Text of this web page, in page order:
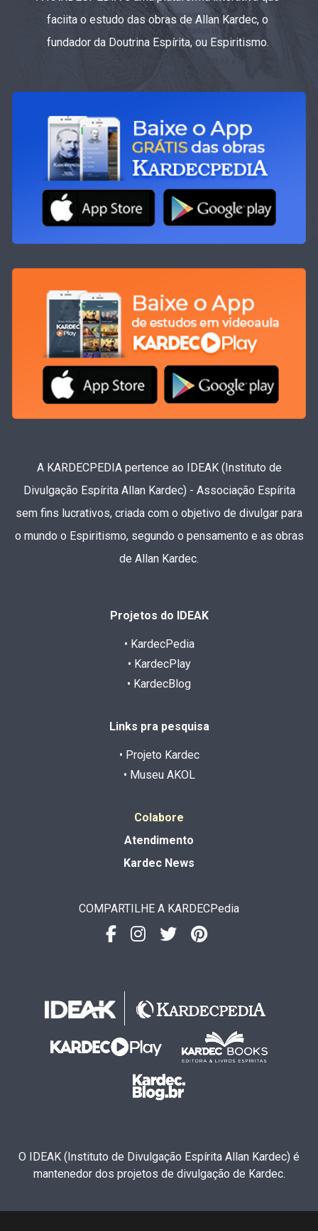
faciita o estudo das obras de Allan Kardec, o
fundador da Doutrina Espírita, ou Espiritismo.
A KARDECPEDIA pertence ao IDEAK (Instituto de
Divulgação Espírita Allan Kardec) - Associação Espírita
sem fins lucrativos, criada com o objetivo de divulgar para
o mundo o Espiritismo, segundo o pensamento e as obras
de Allan Kardec.
Projetos do IDEAK
• KardecPedia
• KardecPlay
• KardecBlog
Links pra pesquisa
• Projeto Kardec
• Museu AKOL
Colabore
Atendimento
Kardec News
COMPARTILHE A KARDECPedia
O IDEAK (Instituto de Divulgação Espírita Allan Kardec) é
mantenedor dos projetos de divulgação de Kardec.